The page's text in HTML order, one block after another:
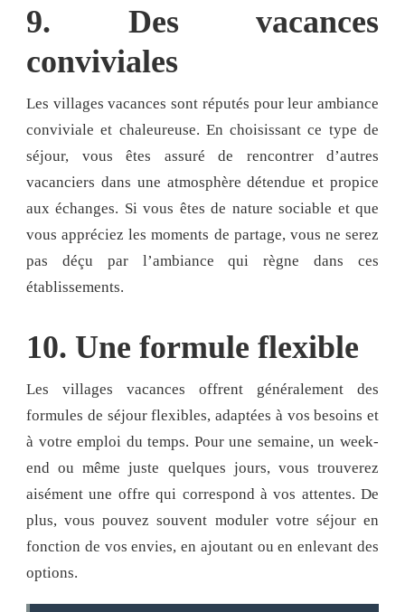
9. Des vacances
conviviales
Les villages vacances sont réputés pour leur ambiance
conviviale et chaleureuse. En choisissant ce type de
séjour, vous êtes assuré de rencontrer d’autres
vacanciers dans une atmosphère détendue et propice
aux échanges. Si vous êtes de nature sociable et que
vous appréciez les moments de partage, vous ne serez
pas déçu par l’ambiance qui règne dans ces
établissements.
10. Une formule flexible
Les villages vacances offrent généralement des
formules de séjour flexibles, adaptées à vos besoins et
à votre emploi du temps. Pour une semaine, un week-
end ou même juste quelques jours, vous trouverez
aisément une offre qui correspond à vos attentes. De
plus, vous pouvez souvent moduler votre séjour en
fonction de vos envies, en ajoutant ou en enlevant des
options.